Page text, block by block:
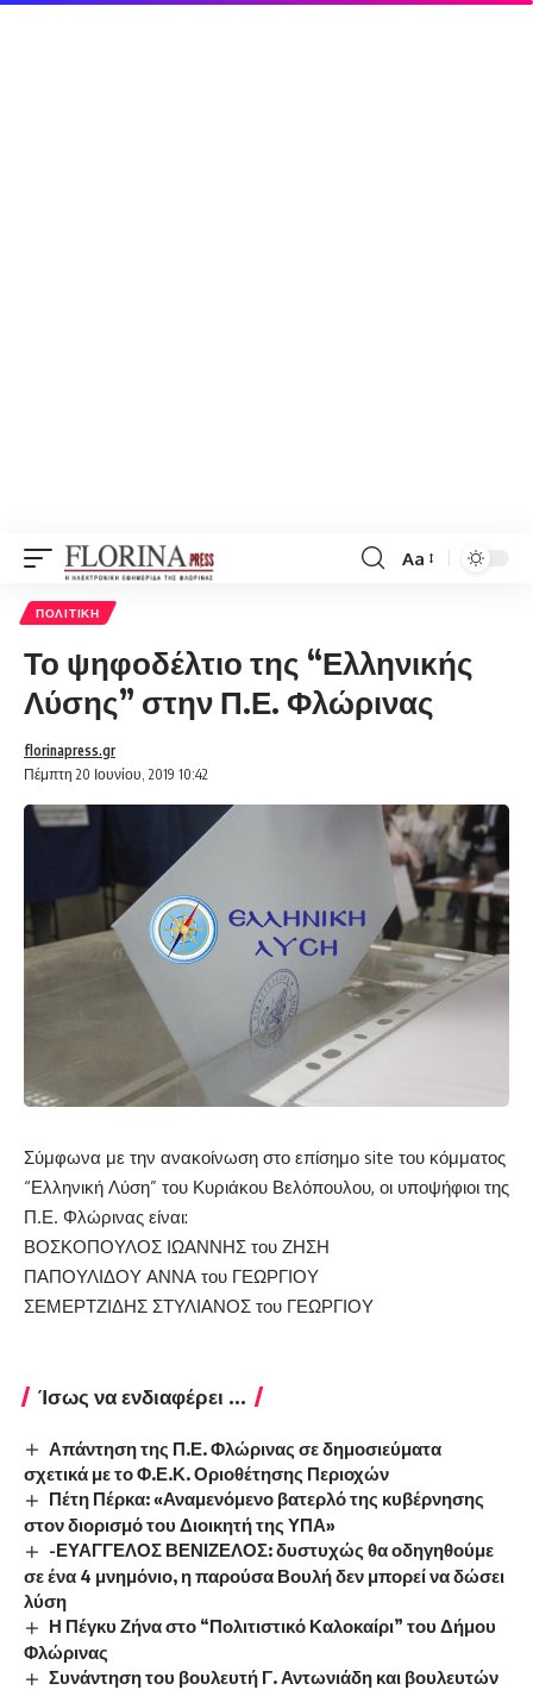
Font
Aa
ΠΟΛΙΤΙΚΉ
Το ψηφοδέλτιο της “Ελληνικής
Λύσης” στην Π.Ε. Φλώρινας
Πέμπτη 20 Ιουνίου, 2019 10:42
florinapress.gr
Σύμφωνα με την ανακοίνωση στο επίσημο site του κόμματος
“Ελληνική Λύση” του Κυριάκου Βελόπουλου, οι υποψήφιοι της
Π.Ε. Φλώρινας είναι:
ΒΟΣΚΟΠΟΥΛΟΣ ΙΩΑΝΝΗΣ του ΖΗΣΗ
ΠΑΠΟΥΛΙΔΟΥ ΑΝΝΑ του ΓΕΩΡΓΙΟΥ
ΣΕΜΕΡΤΖΙΔΗΣ ΣΤΥΛΙΑΝΟΣ του ΓΕΩΡΓΙΟΥ
Ίσως να ενδιαφέρει ...
Απάντηση της Π.Ε. Φλώρινας σε δημοσιεύματα
σχετικά με το Φ.Ε.Κ. Οριοθέτησης Περιοχών
Πέτη Πέρκα: «Αναμενόμενο βατερλό της κυβέρνησης
στον διορισμό του Διοικητή της ΥΠΑ»
-ΕΥΑΓΓΕΛΟΣ ΒΕΝΙΖΕΛΟΣ: δυστυχώς θα οδηγηθούμε
σε ένα 4 μνημόνιο, η παρούσα Βουλή δεν μπορεί να δώσει
λύση
Η Πέγκυ Ζήνα στο “Πολιτιστικό Καλοκαίρι” του Δήμου
Φλώρινας
Συνάντηση του βουλευτή Γ. Αντωνιάδη και βουλευτών